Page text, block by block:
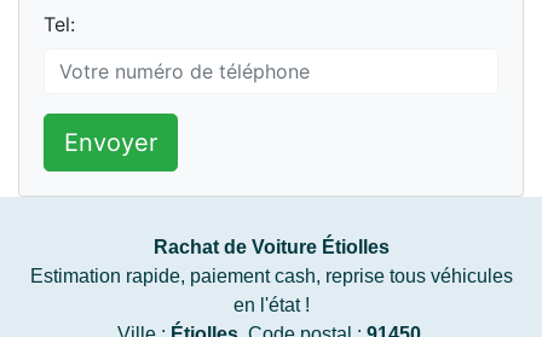
Tel:
Envoyer
Rachat de Voiture Étiolles
Estimation rapide, paiement cash, reprise tous véhicules
en l'état !